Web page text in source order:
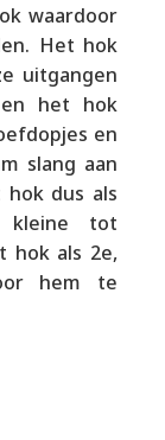
waardoor
Het hok
uitgangen
en het hok
en
slang aan
dus als
kleine tot
hok als 2e,
hem te